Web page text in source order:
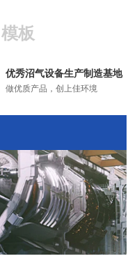
模板
优秀沼气设备生产制造基地
做优质产品，创上佳环境